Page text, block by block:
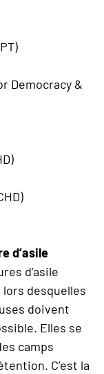
Democracy &
d’asile
d’asile
desquelles
doivent
Elles se
camps
C’est la